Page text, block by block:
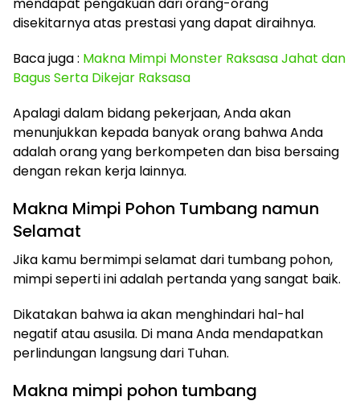
disekitarnya atas prestasi yang dapat diraihnya.
Baca juga : Makna Mimpi Monster Raksasa Jahat dan
Bagus Serta Dikejar Raksasa
Apalagi dalam bidang pekerjaan, Anda akan
menunjukkan kepada banyak orang bahwa Anda
adalah orang yang berkompeten dan bisa bersaing
dengan rekan kerja lainnya.
Makna Mimpi Pohon Tumbang namun
Selamat
Jika kamu bermimpi selamat dari tumbang pohon,
mimpi seperti ini adalah pertanda yang sangat baik.
Dikatakan bahwa ia akan menghindari hal-hal
negatif atau asusila. Di mana Anda mendapatkan
perlindungan langsung dari Tuhan.
Makna mimpi pohon tumbang